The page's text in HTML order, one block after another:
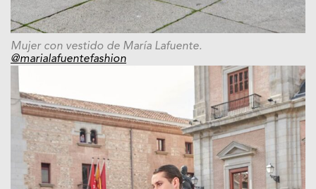
Mujer con vestido de María Lafuente.
@marialafuentefashion